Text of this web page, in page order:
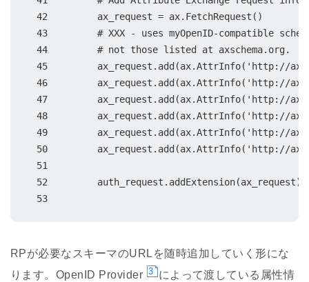
42         ax_request = ax.FetchRequest()
43         # XXX - uses myOpenID-compatible
44         # not those listed at axschema.org.
45         ax_request.add(ax.AttrInfo('http://
46         ax_request.add(ax.AttrInfo('http://
47         ax_request.add(ax.AttrInfo('http://
48         ax_request.add(ax.AttrInfo('http://
49         ax_request.add(ax.AttrInfo('http://
50         ax_request.add(ax.AttrInfo('http://
51
52         auth_request.addExtension(ax_request)
53
RPが必要なスキーマのURLを随時追加していく形にな
ります。OpenID Provider 3 によって渡している属性情